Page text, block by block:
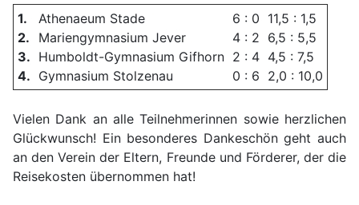
1.
2.
3.
4.
Athenaeum Stade
Mariengymnasium Jever
Humboldt-Gymnasium Gifhorn
Gymnasium Stolzenau
6 : 0
4 : 2
2 : 4
0 : 6
11,5 : 1,5
6,5 : 5,5
4,5 : 7,5
2,0 : 10,0
Vielen Dank an alle Teilnehmerinnen sowie herzlichen
Glückwunsch! Ein besonderes Dankeschön geht auch
an den Verein der Eltern, Freunde und Förderer, der die
Reisekosten übernommen hat!